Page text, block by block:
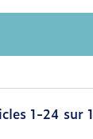
1-24 sur